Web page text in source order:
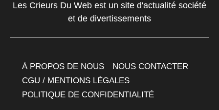
Les Crieurs Du Web est un site d'actualité société
et de divertissements
À PROPOS DE NOUS
NOUS CONTACTER
CGU / MENTIONS LÉGALES
POLITIQUE DE CONFIDENTIALITÉ